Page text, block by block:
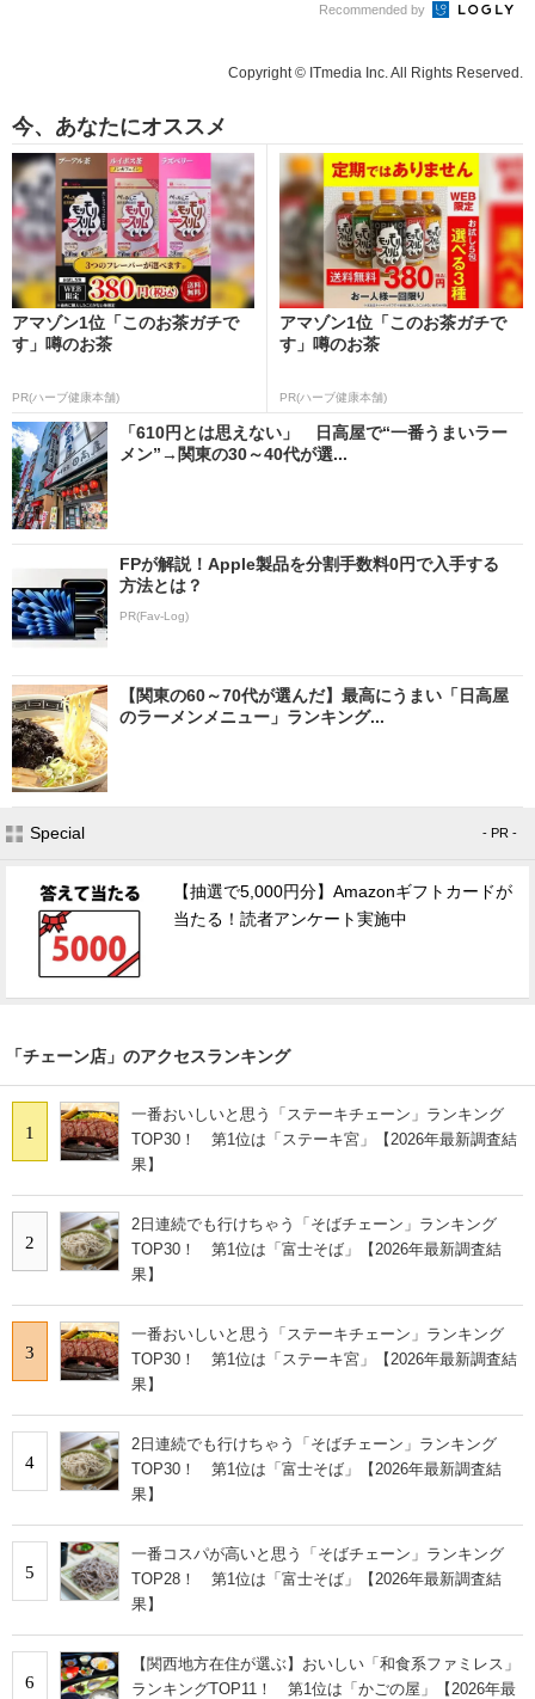
Recommended by
Copyright © ITmedia Inc. All Rights Reserved.
今、あなたにオススメ
アマゾン1位「このお茶ガチで
す」噂のお茶
PR(ハーブ健康本舗)
アマゾン1位「このお茶ガチで
す」噂のお茶
PR(ハーブ健康本舗)
「610円とは思えない」 日高屋で“一番うまいラー
メン”→関東の30～40代が選...
FPが解説！Apple製品を分割手数料0円で入手する
方法とは？
PR(Fav-Log)
【関東の60～70代が選んだ】最高にうまい「日高屋
のラーメンメニュー」ランキング...
Special - PR -
【抽選で5,000円分】Amazonギフトカードが
当たる！読者アンケート実施中
「チェーン店」のアクセスランキング
1
一番おいしいと思う「ステーキチェーン」ランキング
TOP30！ 第1位は「ステーキ宮」【2026年最新調査結
果】
2
2日連続でも行けちゃう「そばチェーン」ランキング
TOP30！ 第1位は「富士そば」【2026年最新調査結
果】
3
一番おいしいと思う「ステーキチェーン」ランキング
TOP30！ 第1位は「ステーキ宮」【2026年最新調査結
果】
4
2日連続でも行けちゃう「そばチェーン」ランキング
TOP30！ 第1位は「富士そば」【2026年最新調査結
果】
5
一番コスパが高いと思う「そばチェーン」ランキング
TOP28！ 第1位は「富士そば」【2026年最新調査結
果】
6
【関西地方在住が選ぶ】おいしい「和食系ファミレス」
ランキングTOP11！ 第1位は「かごの屋」【2026年最